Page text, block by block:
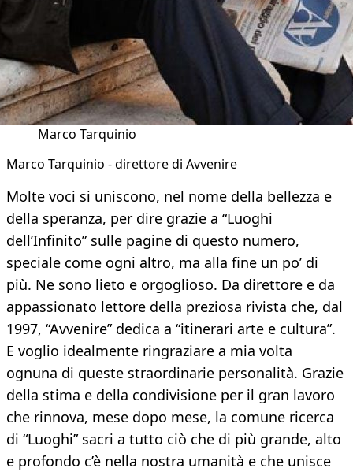
Marco Tarquinio
Marco Tarquinio - direttore di Avvenire
Molte voci si uniscono, nel nome della bellezza e
della speranza, per dire grazie a “Luoghi
dell’Infinito” sulle pagine di questo numero,
speciale come ogni altro, ma alla fine un po’ di
più. Ne sono lieto e orgoglioso. Da direttore e da
appassionato lettore della preziosa rivista che, dal
1997, “Avvenire” dedica a “itinerari arte e cultura”.
E voglio idealmente ringraziare a mia volta
ognuna di queste straordinarie personalità. Grazie
della stima e della condivisione per il gran lavoro
che rinnova, mese dopo mese, la comune ricerca
di “Luoghi” sacri a tutto ciò che di più grande, alto
e profondo c’è nella nostra umanità e che unisce